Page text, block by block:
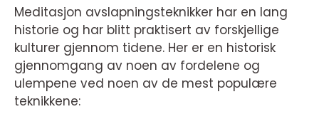
Meditasjon avslapningsteknikker har en lang
historie og har blitt praktisert av forskjellige
kulturer gjennom tidene. Her er en historisk
gjennomgang av noen av fordelene og
ulempene ved noen av de mest populære
teknikkene: